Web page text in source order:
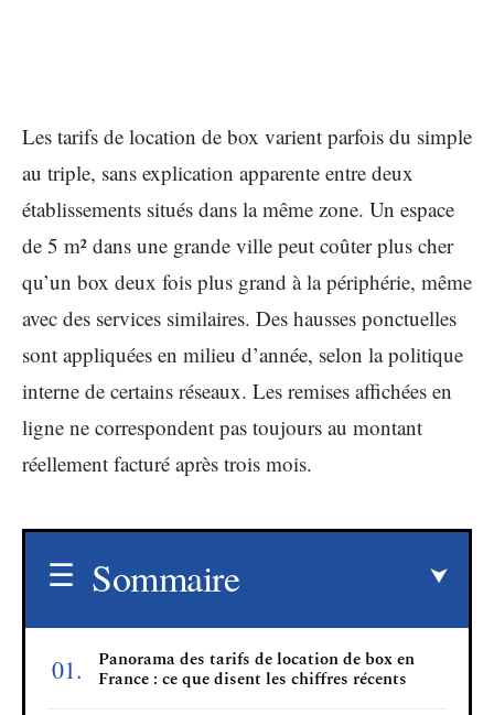
Les tarifs de location de box varient parfois du simple
au triple, sans explication apparente entre deux
établissements situés dans la même zone. Un espace
de 5 m² dans une grande ville peut coûter plus cher
qu’un box deux fois plus grand à la périphérie, même
avec des services similaires. Des hausses ponctuelles
sont appliquées en milieu d’année, selon la politique
interne de certains réseaux. Les remises affichées en
ligne ne correspondent pas toujours au montant
réellement facturé après trois mois.
Sommaire
Panorama des tarifs de location de box en
France : ce que disent les chiffres récents